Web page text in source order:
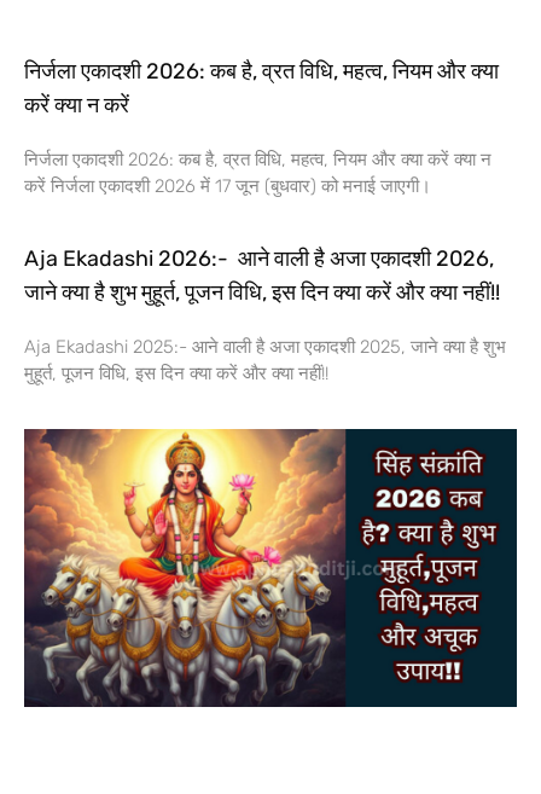
निर्जला एकादशी 2026: कब है, व्रत विधि, महत्व, नियम और क्या
करें क्या न करें
निर्जला एकादशी 2026: कब है, व्रत विधि, महत्व, नियम और क्या करें क्या न
करें निर्जला एकादशी 2026 में 17 जून (बुधवार) को मनाई जाएगी।
Aja Ekadashi 2026:- आने वाली है अजा एकादशी 2026,
जाने क्या है शुभ मुहूर्त, पूजन विधि, इस दिन क्या करें और क्या नहीं!!
Aja Ekadashi 2025:- आने वाली है अजा एकादशी 2025, जाने क्या है शुभ
मुहूर्त, पूजन विधि, इस दिन क्या करें और क्या नहीं!!